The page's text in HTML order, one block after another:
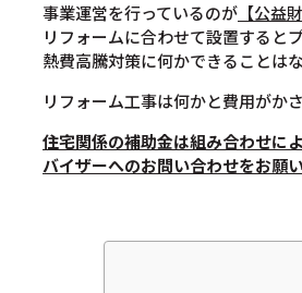
事業運営を行っているのが 【公益
リフォームに合わせて設置すると
熱費高騰対策に何かできることは
リフォーム工事は何かと費用がか
住宅関係の補助金は組み合わせに
バイザーへのお問い合わせをお願